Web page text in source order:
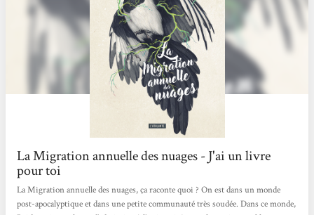
La Migration annuelle des nuages - J'ai un livre
pour toi
La Migration annuelle des nuages, ça raconte quoi ? On est dans un monde
post-apocalyptique et dans une petite communauté très soudée. Dans ce monde,